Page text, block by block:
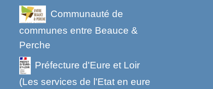
Communauté de
communes entre Beauce &
Perche
Préfecture d'Eure et Loir
(Les services de l'Etat en eure